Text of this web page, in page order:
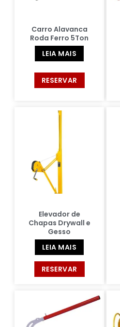
Carro Alavanca
Roda Ferro 5Ton
LEIA MAIS
RESERVAR
Elevador de
Chapas Drywall e
Gesso
LEIA MAIS
RESERVAR